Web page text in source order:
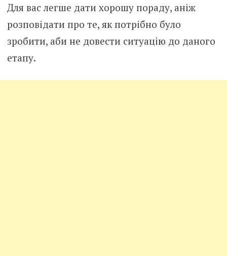
Для вас легше дати хорошу пораду, аніж
розповідати про те, як потрібно було
зробити, аби не довести ситуацію до даного
етапу.